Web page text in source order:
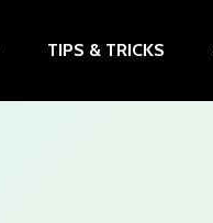
TIPS & TRICKS